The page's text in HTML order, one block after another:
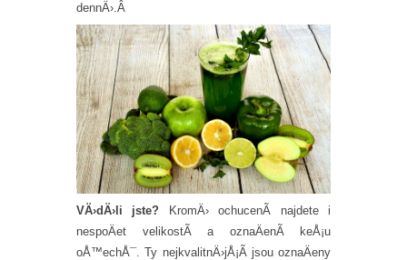
dennÄ›.Â
VÄ›dÄ›li jste? KromÄ› ochucenÃ­ najdete i
nespoÄet velikostÃ­ a oznaÄenÃ­ keÅ¡u
oÅ™echÅ¯. Ty nejkvalitnÄ›jÅ¡Ã­ jsou oznaÄeny